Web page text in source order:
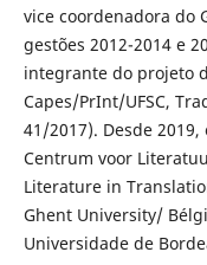
vice coordenadora do
gestões 2012-2014 e
integrante do projeto
Capes/PrInt/UFSC,
41/2017). Desde
Centrum voor
Literature in
Ghent University/
Universidade de